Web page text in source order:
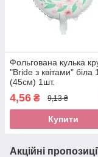
Фольгована кулька
"Bride з квітами" біла
(45см) 1шт.
4,56 ₴ 9,13 ₴
Купити
Акційні